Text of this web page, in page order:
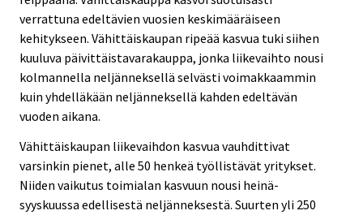
verrattuna edeltävien vuosien keskimääräiseen
kehitykseen. Vähittäiskaupan ripeää kasvua tuki siihen
kuuluva päivittäistavarakauppa, jonka liikevaihto nousi
kolmannella neljänneksellä selvästi voimakkaammin
kuin yhdelläkään neljänneksellä kahden edeltävän
vuoden aikana.
Vähittäiskaupan liikevaihdon kasvua vauhdittivat
varsinkin pienet, alle 50 henkeä työllistävät yritykset.
Niiden vaikutus toimialan kasvuun nousi heinä-
syyskuussa edellisestä neljänneksestä. Suurten yli 250